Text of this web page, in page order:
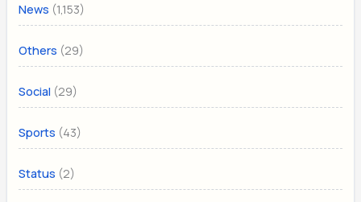
News (1,153)
Others (29)
Social (29)
Sports (43)
Status (2)